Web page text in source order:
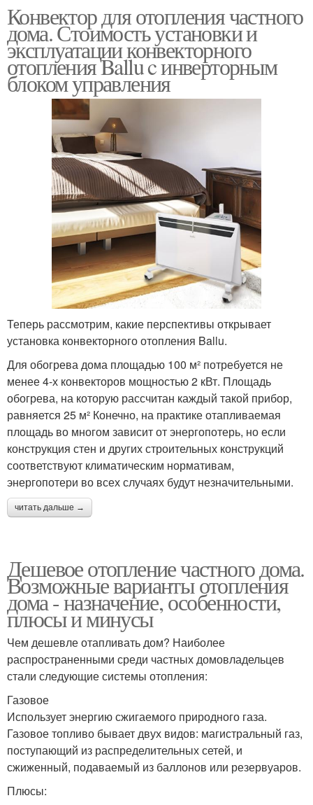
Конвектор для отопления частного
дома. Стоимость установки и
эксплуатации конвекторного
отопления Ballu c инверторным
блоком управления
Теперь рассмотрим, какие перспективы открывает
установка конвекторного отопления Ballu.
Для обогрева дома площадью 100 м² потребуется не
менее 4-х конвекторов мощностью 2 кВт. Площадь
обогрева, на которую рассчитан каждый такой прибор,
равняется 25 м² Конечно, на практике отапливаемая
площадь во многом зависит от энергопотерь, но если
конструкция стен и других строительных конструкций
соответствуют климатическим нормативам,
энергопотери во всех случаях будут незначительными.
читать дальше →
Дешевое отопление частного дома.
Возможные варианты отопления
дома - назначение, особенности,
плюсы и минусы
Чем дешевле отапливать дом? Наиболее
распространенными среди частных домовладельцев
стали следующие системы отопления:
Газовое
Использует энергию сжигаемого природного газа.
Газовое топливо бывает двух видов: магистральный газ,
поступающий из распределительных сетей, и
сжиженный, подаваемый из баллонов или резервуаров.
Плюсы: